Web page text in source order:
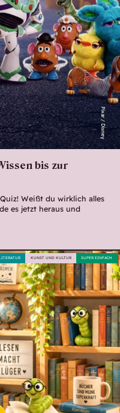
Pixar / Disney
bis zur
Weißt du wirklich alles
es jetzt heraus und
SUPER EINFACH
KUNST UND KULTUR